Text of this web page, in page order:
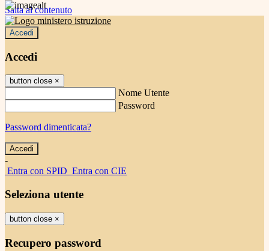
Salta al contenuto
Accedi
Accedi
button close ×
Nome Utente
Password
Password dimenticata?
-
Entra con SPID Entra con CIE
Seleziona utente
button close ×
Recupero password